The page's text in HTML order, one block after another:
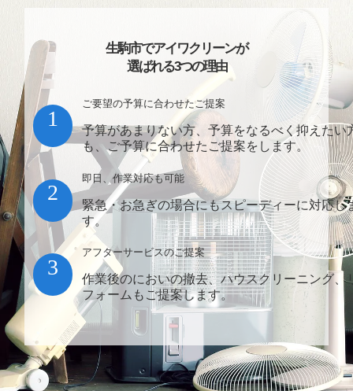
生駒市でアイワクリーンが
選ばれる3つの理由
ご要望の予算に合わせたご提案
予算があまりない方、予算をなるべく抑えたい
も、ご予算に合わせたご提案をします。
1
即日、作業対応も可能
緊急・お急ぎの場合にもスピーディーに対応し
す。
2
アフターサービスのご提案
作業後のにおいの撤去、ハウスクリーニング、
フォームもご提案します。
3